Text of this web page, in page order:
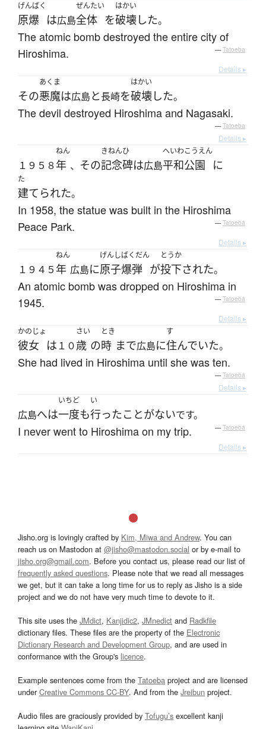
げんばく
原爆 は広島
ぜんたい
全体 を
はかい
破壊した。
The atomic bomb destroyed the entire city of
Hiroshima.
— Tatoeba
Details ▸
その
あくま
悪魔は広島と長崎を
はかい
破壊した。
The devil destroyed Hiroshima and Nagasaki.
— Tatoeba
Details ▸
１９５８
ねん
年 、 その
きねんひ
記念碑は広島
へいわ
平和
こうえん
公園 に
た
建てられた。
In 1958, the statue was built in the Hiroshima
Peace Park.
— Tatoeba
Details ▸
１９４５
ねん
年 広島に
げんしばくだん
原子爆弾 が
とうか
投下された。
An atomic bomb was dropped on Hiroshima in
1945.
— Tatoeba
Details ▸
かのじょ
彼女 は １０
さい
歳 の
とき
時 まで広島に
す
住んでいた。
She had lived in Hiroshima until she was ten.
— Tatoeba
Details ▸
広島へは
いちど
一度も
い
行ったことがないです。
I never went to Hiroshima on my trip. — Tatoeba
Details ▸
Jisho.org is lovingly crafted by Kim, Miwa and Andrew. You can
reach us on Mastodon at @jisho@mastodon.social or by e-mail to
jisho.org@gmail.com. Before you contact us, please read our list of
frequently asked questions. Please note that we read all messages
we get, but it can take a long time for us to reply as Jisho is a side
project and we do not have very much time to devote to it.
This site uses the JMdict, Kanjidic2, JMnedict and Radkfile
dictionary files. These files are the property of the Electronic
Dictionary Research and Development Group, and are used in
conformance with the Group's licence.
Example sentences come from the Tatoeba project and are licensed
underCreative Commons CC-BY. And from the Jreibun project.
Audio files are graciously provided by Tofugu’s excellent kanji